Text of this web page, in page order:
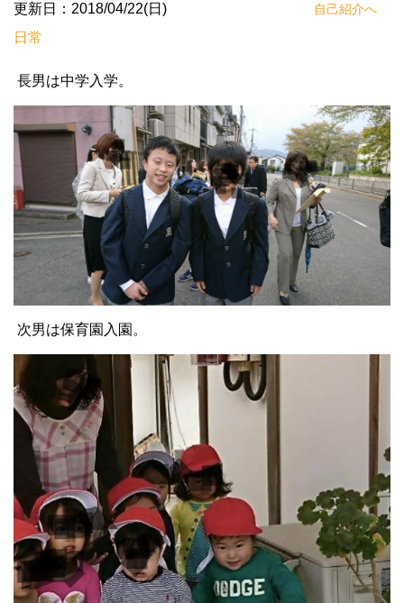
自己紹介へ
更新日：2018/04/22(日)
日常
長男は中学入学。
次男は保育園入園。